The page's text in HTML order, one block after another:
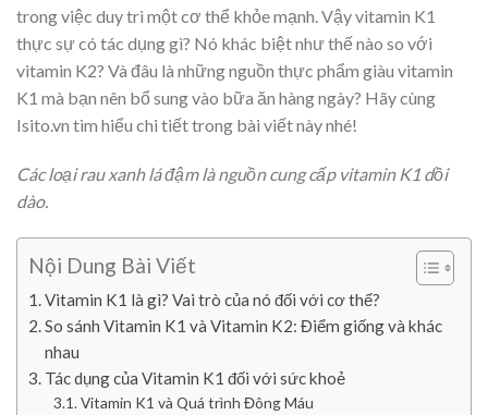
trong việc duy trì một cơ thể khỏe mạnh. Vậy vitamin K1
thực sự có tác dụng gì? Nó khác biệt như thế nào so với
vitamin K2? Và đâu là những nguồn thực phẩm giàu vitamin
K1 mà bạn nên bổ sung vào bữa ăn hàng ngày? Hãy cùng
Isito.vn tìm hiểu chi tiết trong bài viết này nhé!
Các loại rau xanh lá đậm là nguồn cung cấp vitamin K1 dồi
dào.
Nội Dung Bài Viết
Vitamin K1 là gì? Vai trò của nó đối với cơ thể?
So sánh Vitamin K1 và Vitamin K2: Điểm giống và khác
nhau
Tác dụng của Vitamin K1 đối với sức khoẻ
Vitamin K1 và Quá trình Đông Máu